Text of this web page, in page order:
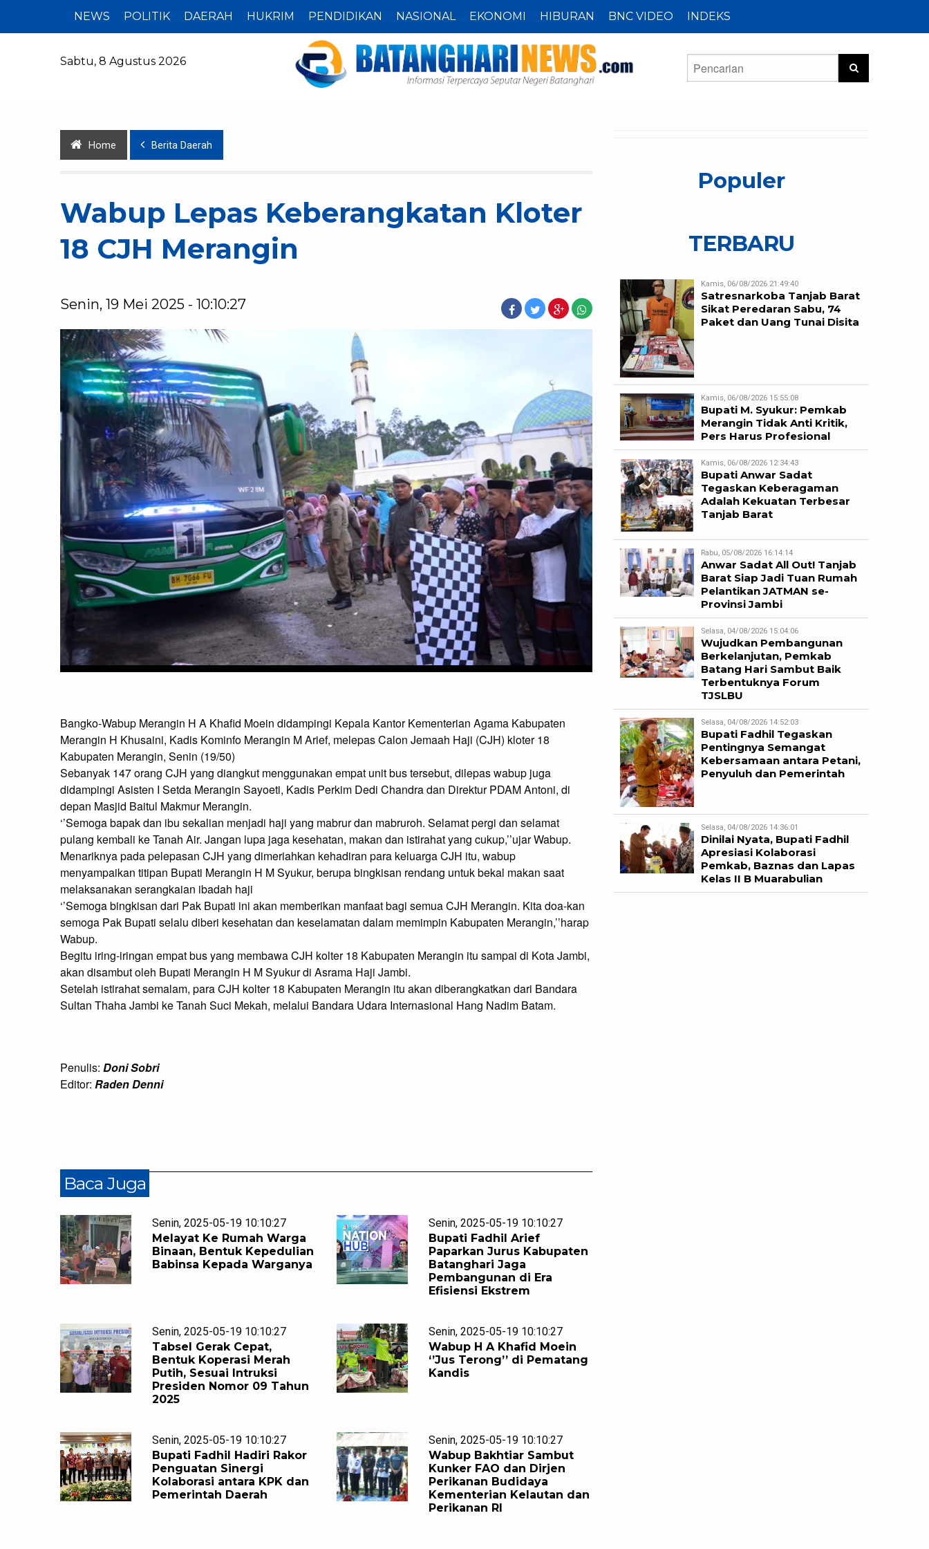
NEWS POLITIK DAERAH HUKRIM PENDIDIKAN NASIONAL EKONOMI HIBURAN BNC VIDEO INDEKS
Sabtu, 8 Agustus 2026
Home Berita Daerah
Wabup Lepas Keberangkatan Kloter
18 CJH Merangin
Senin, 19 Mei 2025 - 10:10:27
Bangko-Wabup Merangin H A Khafid Moein didampingi Kepala Kantor Kementerian Agama Kabupaten
Merangin H Khusaini, Kadis Kominfo Merangin M Arief, melepas Calon Jemaah Haji (CJH) kloter 18
Kabupaten Merangin, Senin (19/50)
Sebanyak 147 orang CJH yang diangkut menggunakan empat unit bus tersebut, dilepas wabup juga
didampingi Asisten I Setda Merangin Sayoeti, Kadis Perkim Dedi Chandra dan Direktur PDAM Antoni, di
depan Masjid Baitul Makmur Merangin.
‘’Semoga bapak dan ibu sekalian menjadi haji yang mabrur dan mabruroh. Selamat pergi dan selamat
pulang kembali ke Tanah Air. Jangan lupa jaga kesehatan, makan dan istirahat yang cukup,’’ujar Wabup.
Menariknya pada pelepasan CJH yang dimeriahkan kehadiran para keluarga CJH itu, wabup
menyampaikan titipan Bupati Merangin H M Syukur, berupa bingkisan rendang untuk bekal makan saat
melaksanakan serangkaian ibadah haji
‘’Semoga bingkisan dari Pak Bupati ini akan memberikan manfaat bagi semua CJH Merangin. Kita doa-kan
semoga Pak Bupati selalu diberi kesehatan dan keselamatan dalam memimpin Kabupaten Merangin,’’harap
Wabup.
Begitu iring-iringan empat bus yang membawa CJH kolter 18 Kabupaten Merangin itu sampai di Kota Jambi,
akan disambut oleh Bupati Merangin H M Syukur di Asrama Haji Jambi.
Setelah istirahat semalam, para CJH kolter 18 Kabupaten Merangin itu akan diberangkatkan dari Bandara
Sultan Thaha Jambi ke Tanah Suci Mekah, melalui Bandara Udara Internasional Hang Nadim Batam.
Penulis: Doni Sobri
Editor: Raden Denni
Baca Juga
Senin, 2025-05-19 10:10:27
Melayat Ke Rumah Warga
Binaan, Bentuk Kepedulian
Babinsa Kepada Warganya
Senin, 2025-05-19 10:10:27
Bupati Fadhil Arief
Paparkan Jurus Kabupaten
Batanghari Jaga
Pembangunan di Era
Efisiensi Ekstrem
Senin, 2025-05-19 10:10:27
Tabsel Gerak Cepat,
Bentuk Koperasi Merah
Putih, Sesuai Intruksi
Presiden Nomor 09 Tahun
2025
Senin, 2025-05-19 10:10:27
Wabup H A Khafid Moein
‘’Jus Terong’’ di Pematang
Kandis
Senin, 2025-05-19 10:10:27
Bupati Fadhil Hadiri Rakor
Penguatan Sinergi
Kolaborasi antara KPK dan
Pemerintah Daerah
Senin, 2025-05-19 10:10:27
Wabup Bakhtiar Sambut
Kunker FAO dan Dirjen
Perikanan Budidaya
Kementerian Kelautan dan
Perikanan RI
Populer
TERBARU
Kamis, 06/08/2026 21:49:40
Satresnarkoba Tanjab Barat
Sikat Peredaran Sabu, 74
Paket dan Uang Tunai Disita
Kamis, 06/08/2026 15:55:08
Bupati M. Syukur: Pemkab
Merangin Tidak Anti Kritik,
Pers Harus Profesional
Kamis, 06/08/2026 12:34:43
Bupati Anwar Sadat
Tegaskan Keberagaman
Adalah Kekuatan Terbesar
Tanjab Barat
Rabu, 05/08/2026 16:14:14
Anwar Sadat All Out! Tanjab
Barat Siap Jadi Tuan Rumah
Pelantikan JATMAN se-
Provinsi Jambi
Selasa, 04/08/2026 15:04:06
Wujudkan Pembangunan
Berkelanjutan, Pemkab
Batang Hari Sambut Baik
Terbentuknya Forum
TJSLBU
Selasa, 04/08/2026 14:52:03
Bupati Fadhil Tegaskan
Pentingnya Semangat
Kebersamaan antara Petani,
Penyuluh dan Pemerintah
Selasa, 04/08/2026 14:36:01
Dinilai Nyata, Bupati Fadhil
Apresiasi Kolaborasi
Pemkab, Baznas dan Lapas
Kelas II B Muarabulian